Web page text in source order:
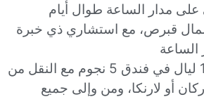
مدار الساعة طوال أيام
قبرص، مع استشاري ذي خبرة
الساعة
ما يصل إلى 10 ليال في فندق 5 نجوم مع النقل من
أو لارنكا، ومن وإلى جميع